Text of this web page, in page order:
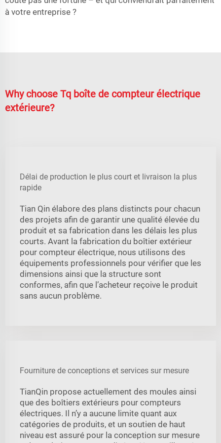
à votre entreprise ?
Why choose Tq boîte de compteur électrique
extérieure?
Délai de production le plus court et livraison la plus
rapide
Tian Qin élabore des plans distincts pour chacun
des projets afin de garantir une qualité élevée du
produit et sa fabrication dans les délais les plus
courts. Avant la fabrication du boîtier extérieur
pour compteur électrique, nous utilisons des
équipements professionnels pour vérifier que les
dimensions ainsi que la structure sont
conformes, afin que l’acheteur reçoive le produit
sans aucun problème.
Fourniture de conceptions et services sur mesure
TianQin propose actuellement des moules ainsi
que des boîtiers extérieurs pour compteurs
électriques. Il n’y a aucune limite quant aux
catégories de produits, et un soutien de haut
niveau est assuré pour la conception sur mesure